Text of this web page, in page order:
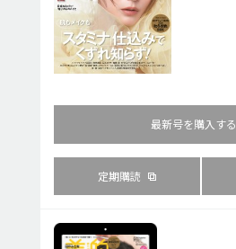
最新号を購入する
定期購読